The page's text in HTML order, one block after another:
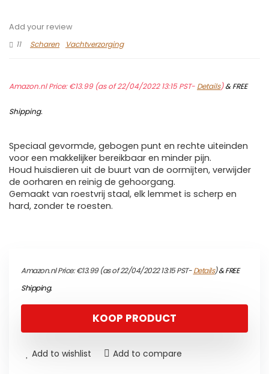
Add your review
11
Scharen Vachtverzorging
Amazon.nl Price:€13.99(as of 22/04/2022 13:15 PST- Details)&FREE
Shipping.
Speciaal gevormde, gebogen punt en rechte uiteinden
voor een makkelijker bereikbaar en minder pijn.
Houd huisdieren uit de buurt van de oormijten, verwijder
de oorharen en reinig de gehoorgang.
Gemaakt van roestvrij staal, elk lemmet is scherp en
hard, zonder te roesten.
Amazon.nl Price:€13.99(as of 22/04/2022 13:15 PST-Details)&FREE
Shipping.
KOOP PRODUCT
Add to wishlist Add to compare